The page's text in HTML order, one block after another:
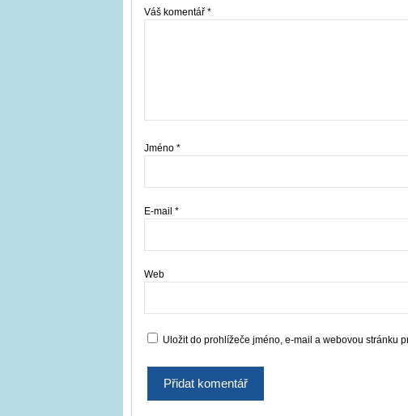
Váš komentář *
Jméno *
E-mail *
Web
Uložit do prohlížeče jméno, e-mail a webovou stránku